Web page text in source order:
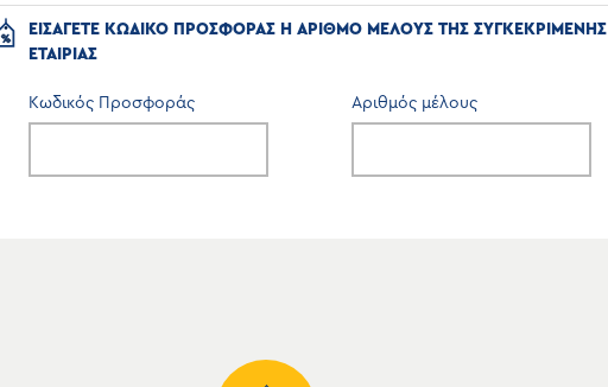
ΕΙΣΑΓΕΤΕ ΚΩΔΙΚΟ ΠΡΟΣΦΟΡΑΣ Η ΑΡΙΘΜΟ ΜΕΛΟΥΣ ΤΗΣ ΣΥΓΚΕΚΡΙΜΕΝΗΣ
ΕΤΑΙΡΙΑΣ
Κωδικός Προσφοράς Αριθμός μέλους